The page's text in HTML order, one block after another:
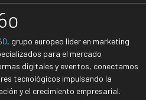
, grupo europeo líder en marketing
para el mercado
digitales y eventos, conectamos
tecnológicos impulsando la
y el crecimiento empresarial.